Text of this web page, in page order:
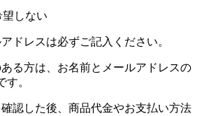
望しない
ドレスは必ずご記入ください。
る方は、お名前とメールアドレスの
す。
認した後、商品代金やお支払い方法